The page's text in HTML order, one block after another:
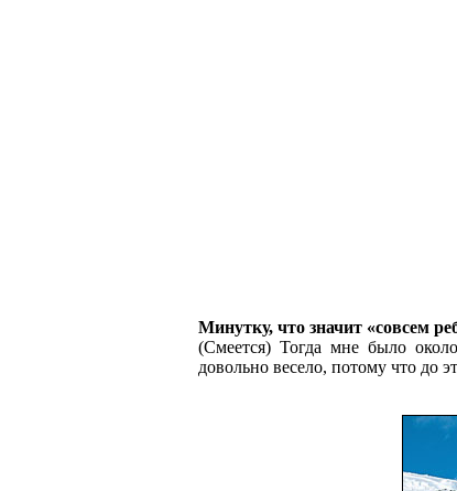
Минутку, что значит «совсем
(Смеется) Тогда мне было
довольно весело, потому что до